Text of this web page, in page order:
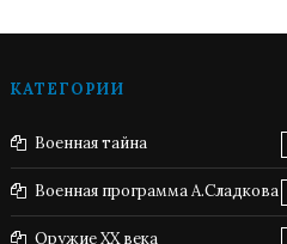
КАТЕГОРИИ
Военная тайна
Военная программа А.Сладкова
Оружие XX века